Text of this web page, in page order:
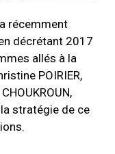
récemment
décrétant 2017
allés à la
POIRIER,
stratégie de ce